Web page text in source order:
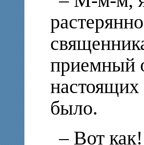
приемный
настоящих
было.
– Вот